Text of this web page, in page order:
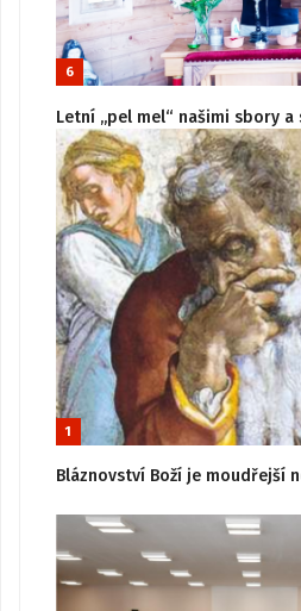
6
Letní „pel mel“ našimi sbory a
1
Bláznovství Boží je moudřejší